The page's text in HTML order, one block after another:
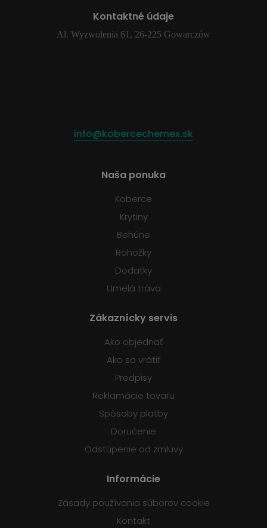
Kontaktné údaje
Al. Wyzwolenia 61, 26-225 Gowarczów
info@kobercechemex.sk
Naša ponuka
Koberce
Krytiny
Behúne
Rohožky
Dodatky
Umelá tráva
Zákaznícky servis
Ako objednať
Ako sa vrátiť
Predpisy
Reklamácie tovaru
Spôsoby platby
Doručenie
Odstúpenie od zmluvy
Informácie
Zásady používania súborov cookie
Kontakt